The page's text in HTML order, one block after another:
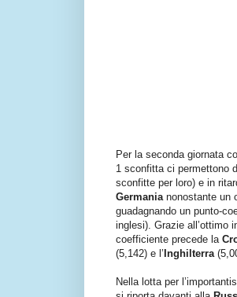
Per la seconda giornata
1 sconfitta ci permettono
sconfitte per loro) e in
Germanianonostante un
guadagnando un punto-
inglesi). Grazie all’ottimo
coefficiente precede la
(5,142) e l’ Inghilterra
Nella lotta per